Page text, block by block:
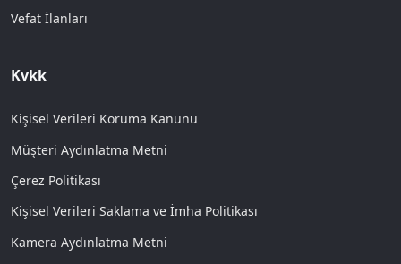
Vefat İlanları
Kvkk
Kişisel Verileri Koruma Kanunu
Müşteri Aydınlatma Metni
Çerez Politikası
Kişisel Verileri Saklama ve İmha Politikası
Kamera Aydınlatma Metni